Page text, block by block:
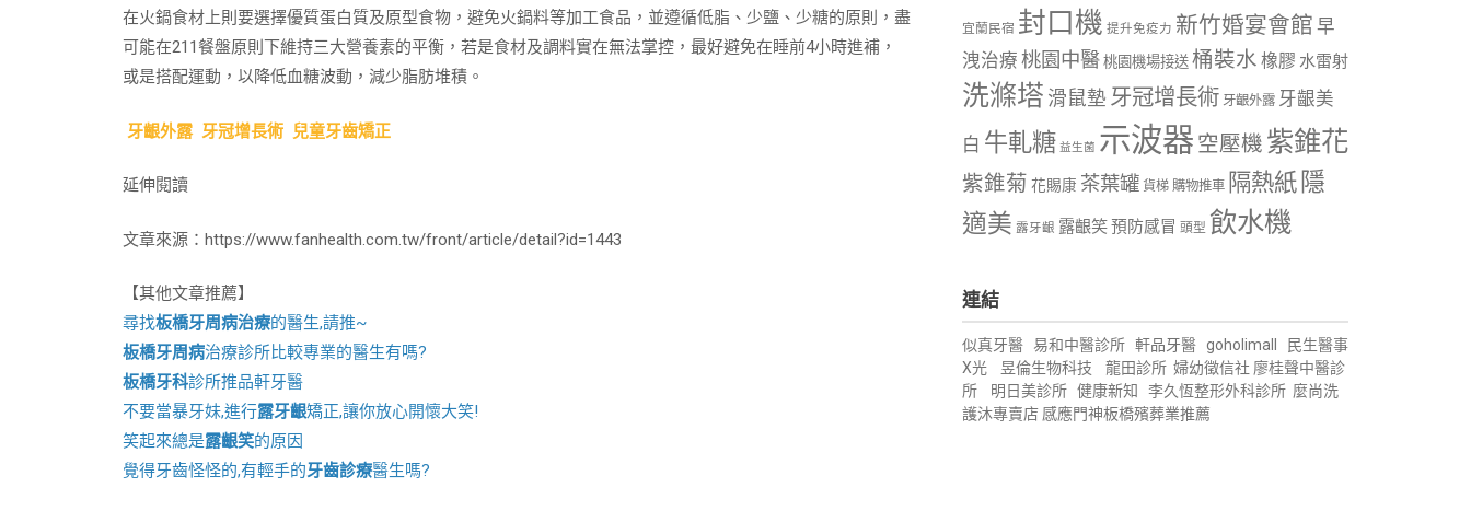
在火鍋食材上則要選擇優質蛋白質及原型食物，避免火鍋料等加工食品，並遵循低脂、少鹽、少糖的原則，盡
可能在211餐盤原則下維持三大營養素的平衡，若是食材及調料實在無法掌控，最好避免在睡前4小時進補，
或是搭配運動，以降低血糖波動，減少脂肪堆積。
牙齦外露 牙冠增長術 兒童牙齒矯正
延伸閱讀
文章來源：https://www.fanhealth.com.tw/front/article/detail?id=1443
【其他文章推薦】
尋找板橋牙周病治療的醫生,請推~
板橋牙周病治療診所比較專業的醫生有嗎?
板橋牙科診所推品軒牙醫
不要當暴牙妹,進行露牙齦矯正,讓你放心開懷大笑!
笑起來總是露齦笑的原因
覺得牙齒怪怪的,有輕手的牙齒診療醫生嗎?
宜蘭民宿 封口機 提升免疫力 新竹婚宴會館 早
洩治療 桃園中醫 桃園機場接送 桶裝水 橡膠 水雷射
洗滌塔 滑鼠墊 牙冠增長術 牙齦外露 牙齦美
白 牛軋糖 益生菌 示波器 空壓機 紫錐花
紫錐菊 花賜康 茶葉罐 貨梯 購物推車 隔熱紙 隱
適美 露牙齦 露齦笑預防感冒 頭型 飲水機
連結
似真牙醫 易和中醫診所 軒品牙醫 goholimall
民生醫事
X光
昱倫生物科技 龍田診所 婦幼徵信社 廖桂聲中醫診
所
明日美診所 健康新知 李久恆整形外科診所 麼尚洗
護沐專賣店 感應門神板橋殯葬業推薦